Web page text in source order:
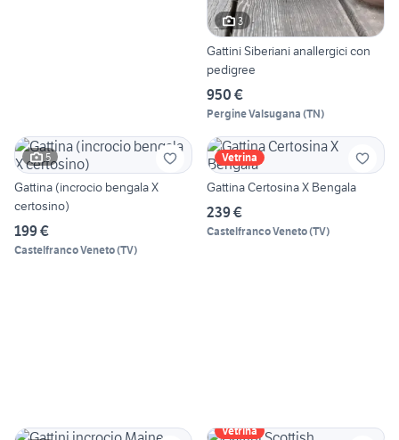
3
Gattini Siberiani anallergici con
pedigree
950 €
Pergine Valsugana (TN)
5
Gattina (incrocio bengala X
certosino)
199 €
Castelfranco Veneto(TV)
Vetrina
Gattina Certosina X Bengala
239 €
Castelfranco Veneto(TV)
Vetrina